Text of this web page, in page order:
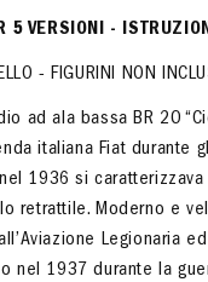
5 VERSIONI -
- FIGURINI NON
ad ala bassa BR 20
italiana Fiat durante
1936 si
retrattile. Moderno e
Legionaria
nel 1937 durante la